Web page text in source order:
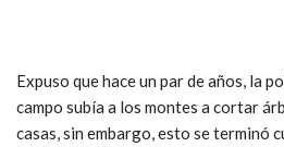
Expuso que hace un par de años, la
campo subía a los montes a cortar
casas, sin embargo, esto se terminó